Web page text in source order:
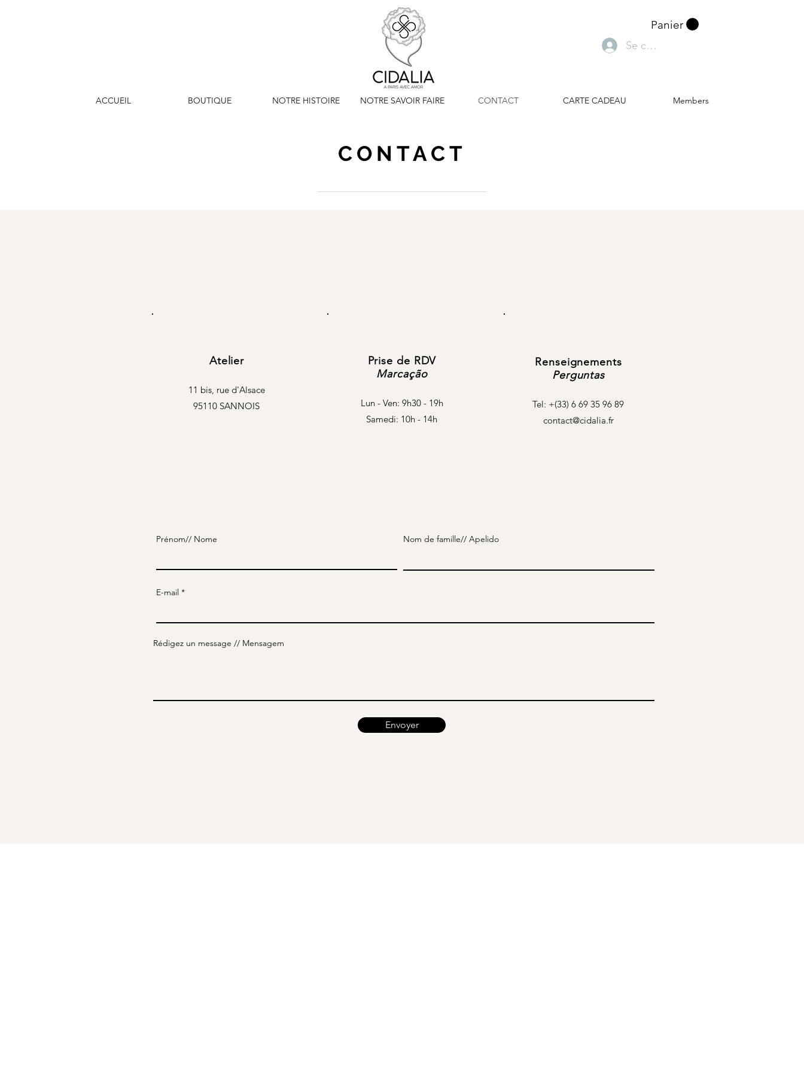
Panier
Se connecter
ACCUEIL BOUTIQUE NOTRE HISTOIRE NOTRE SAVOIR FAIRE CONTACT CARTE CADEAU Members
CONTACT
Atelier
11 bis, rue d'Alsace
95110 SANNOIS
Prise de RDV
Marcação
Lun - Ven: 9h30 - 19h
​​Samedi: 10h - 14h
Renseignements
Perguntas
Tel: +(33) 6 69 35 96 89
contact@cidalia.fr
Prénom// Nome Nom de famille// Apelido
E-mail
Rédigez un message // Mensagem
Envoyer